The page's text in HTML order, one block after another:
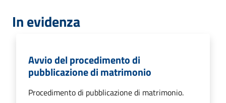
In evidenza
Avvio del procedimento di
pubblicazione di matrimonio
Procedimento di pubblicazione di matrimonio.